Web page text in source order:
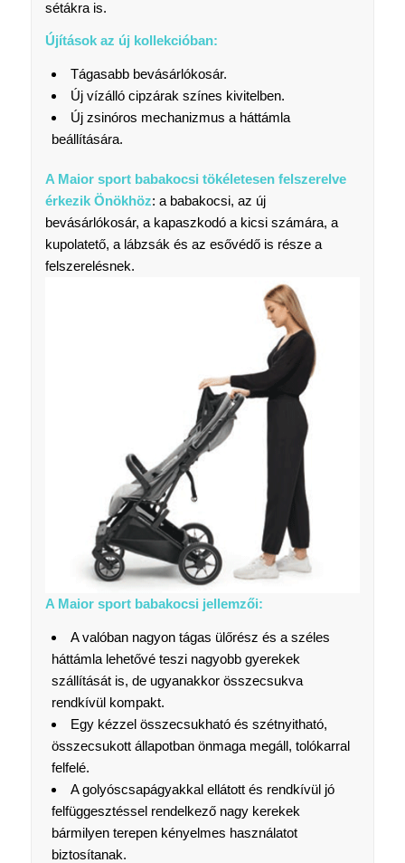
sétákra is.
Újítások az új kollekcióban:
Tágasabb bevásárlókosár.
Új vízálló cipzárak színes kivitelben.
Új zsinóros mechanizmus a háttámla
beállítására.
A Maior sport babakocsi tökéletesen felszerelve
érkezik Önökhöz: a babakocsi, az új
bevásárlókosár, a kapaszkodó a kicsi számára, a
kupolatető, a lábzsák és az esővédő is része a
felszerelésnek.
A Maior sport babakocsi jellemzői:
A valóban nagyon tágas ülőrész és a széles
háttámla lehetővé teszi nagyobb gyerekek
szállítását is, de ugyanakkor összecsukva
rendkívül kompakt.
Egy kézzel összecsukható és szétnyitható,
összecsukott állapotban önmaga megáll, tolókarral
felfelé.
A golyóscsapágyakkal ellátott és rendkívül jó
felfüggesztéssel rendelkező nagy kerekek
bármilyen terepen kényelmes használatot
biztosítanak.